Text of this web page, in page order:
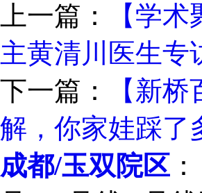
上一篇：
【学
主黄清川医生专
下一篇：
【新
解，你家娃踩了
成都/玉双院区